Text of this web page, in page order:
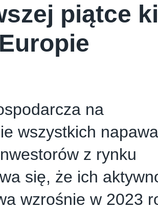
piątce
na
wszystkich napawa
z rynku
się, że ich
wzrośnie w 2023